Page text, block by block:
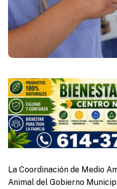
La Coordinación de Medio
Animal del Gobierno